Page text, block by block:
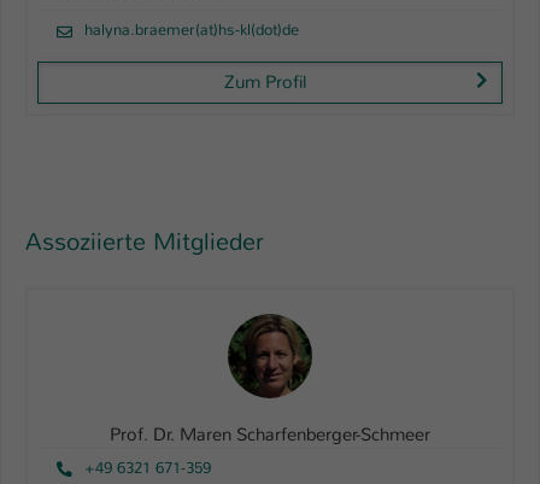
halyna.braemer(at)hs-kl(dot)de
Zum Profil
Assoziierte Mitglieder
Prof. Dr. Maren Scharfenberger-Schmeer
+49 6321 671-359